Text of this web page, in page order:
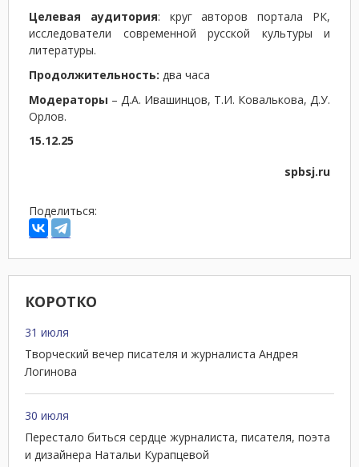
КОРОТКО
31 июля
Творческий вечер писателя и журналиста Андрея
Логинова
30 июля
Перестало биться сердце журналиста, писателя, поэта
и дизайнера Натальи Курапцевой
Целевая аудитория: круг авторов портала РК,
исследователи современной русской культуры и
литературы.
Продолжительность: два часа
Модераторы – Д.А. Ивашинцов, Т.И. Ковалькова, Д.У.
Орлов.
15.12.25
spbsj.ru
Поделиться: